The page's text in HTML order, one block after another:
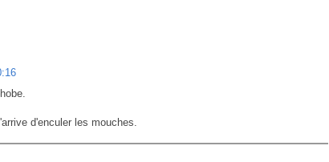
d'enculer les mouches.